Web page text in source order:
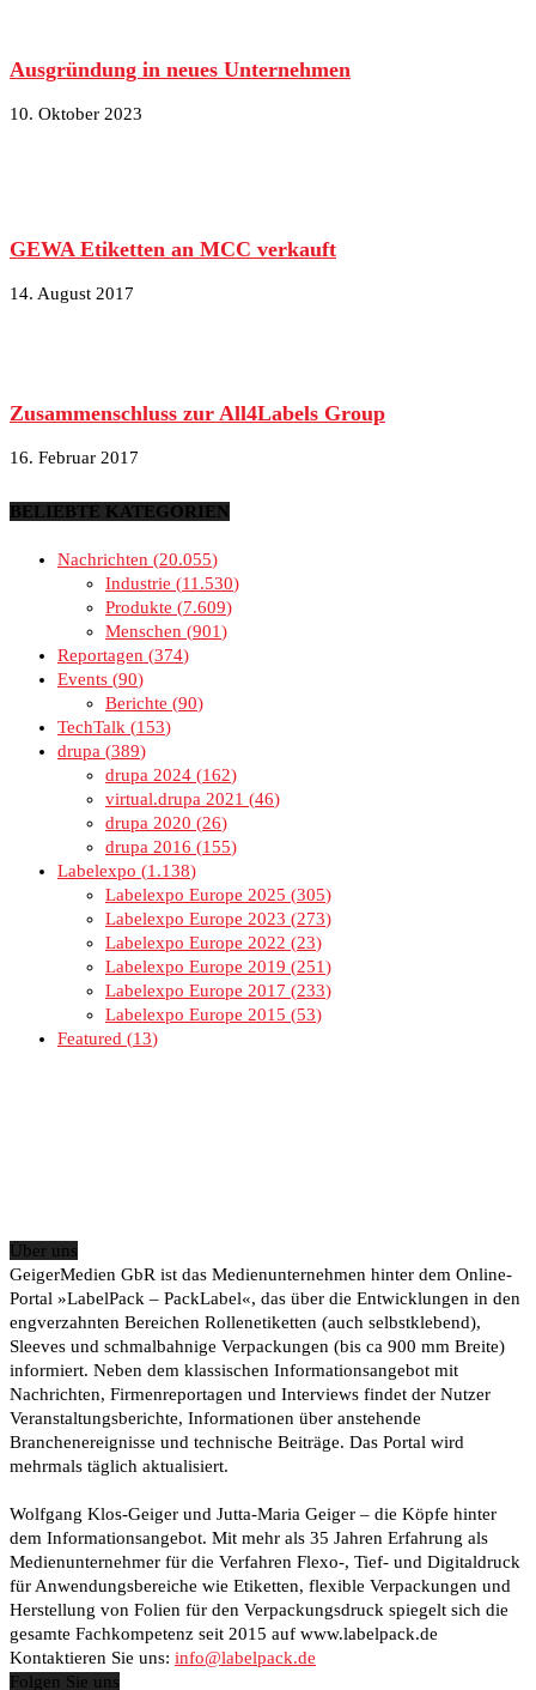
Ausgründung in neues Unternehmen
10. Oktober 2023
GEWA Etiketten an MCC verkauft
14. August 2017
Zusammenschluss zur All4Labels Group
16. Februar 2017
BELIEBTE KATEGORIEN
Nachrichten
20.055
Industrie
11.530
Produkte
7.609
Menschen
901
Reportagen
374
Events 90
Berichte
90
TechTalk
153
drupa 389
drupa 2024
162
virtual.drupa 2021
46
drupa 2020
26
drupa 2016
155
Labelexpo
1.138
Labelexpo Europe 2025
305
Labelexpo Europe 2023
273
Labelexpo Europe 2022
23
Labelexpo Europe 2019
251
Labelexpo Europe 2017
233
Labelexpo Europe 2015
53
Featured
13
Über uns
GeigerMedien GbR ist das Medienunternehmen hinter dem Online-
Portal »LabelPack – PackLabel«, das über die Entwicklungen in den
engverzahnten Bereichen Rollenetiketten (auch selbstklebend),
Sleeves und schmalbahnige Verpackungen (bis ca 900 mm Breite)
informiert. Neben dem klassischen Informationsangebot mit
Nachrichten, Firmenreportagen und Interviews findet der Nutzer
Veranstaltungsberichte, Informationen über anstehende
Branchenereignisse und technische Beiträge. Das Portal wird
mehrmals täglich aktualisiert.
Wolfgang Klos-Geiger und Jutta-Maria Geiger – die Köpfe hinter
dem Informationsangebot. Mit mehr als 35 Jahren Erfahrung als
Medienunternehmer für die Verfahren Flexo-, Tief- und Digitaldruck
für Anwendungsbereiche wie Etiketten, flexible Verpackungen und
Herstellung von Folien für den Verpackungsdruck spiegelt sich die
gesamte Fachkompetenz seit 2015 auf www.labelpack.de
Kontaktieren Sie uns: info@labelpack.de
Folgen Sie uns